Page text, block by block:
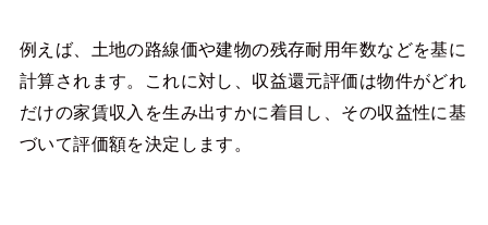
例えば、土地の路線価や建物の残存耐用年数などを基に
計算されます。これに対し、収益還元評価は物件がどれ
だけの家賃収入を生み出すかに着目し、その収益性に基
づいて評価額を決定します。